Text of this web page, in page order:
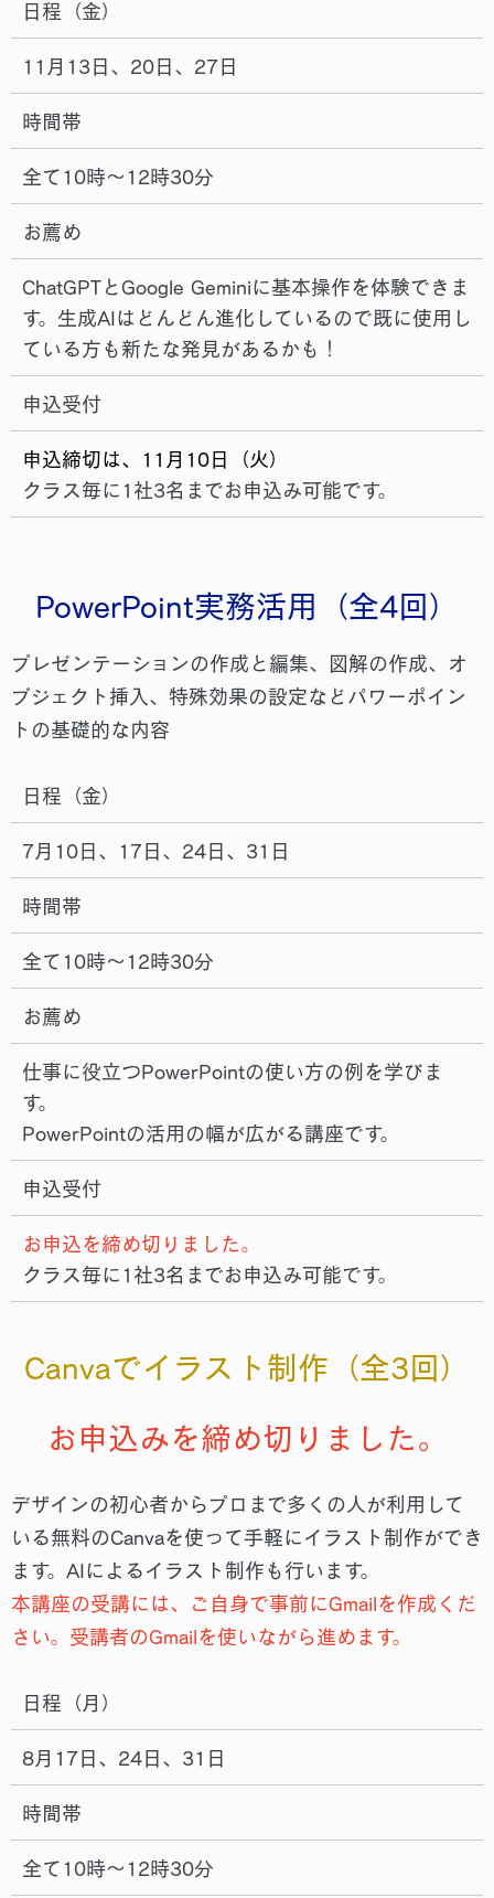
日程（金）
11月13日、20日、27日
時間帯
全て10時～12時30分
お薦め
ChatGPTとGoogle Geminiに基本操作を体験できま
す。生成AIはどんどん進化しているので既に使用し
ている方も新たな発見があるかも！
申込受付
申込締切は、11月10日（火）
クラス毎に1社3名までお申込み可能です。
PowerPoint実務活用（全4回）
プレゼンテーションの作成と編集、図解の作成、オ
ブジェクト挿⼊、特殊効果の設定などパワーポイン
トの基礎的な内容
日程（金）
7月10日、17日、24日、31日
時間帯
全て10時～12時30分
お薦め
仕事に役立つPowerPointの使い方の例を学びま
す。
PowerPointの活用の幅が広がる講座です。
申込受付
お申込を締め切りました。
クラス毎に1社3名までお申込み可能です。
Canvaでイラスト制作（全3回）
お申込みを締め切りました。
デザインの初心者からプロまで多くの人が利⽤して
いる無料のCanvaを使って手軽にイラスト制作ができ
ます。AIによるイラスト制作も行います。
本講座の受講には、ご自身で事前にGmailを作成くだ
さい。受講者のGmailを使いながら進めます。
日程（月）
8月17日、24日、31日
時間帯
全て10時～12時30分